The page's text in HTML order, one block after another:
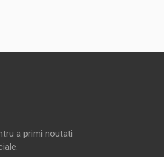
a primi noutati